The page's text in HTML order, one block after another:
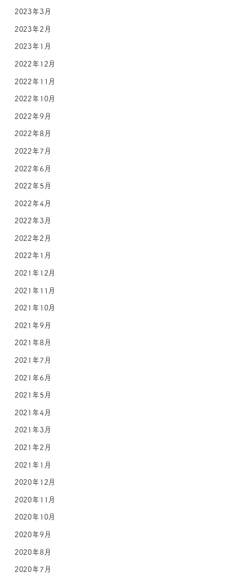
2023年3月
2023年2月
2023年1月
2022年12月
2022年11月
2022年10月
2022年9月
2022年8月
2022年7月
2022年6月
2022年5月
2022年4月
2022年3月
2022年2月
2022年1月
2021年12月
2021年11月
2021年10月
2021年9月
2021年8月
2021年7月
2021年6月
2021年5月
2021年4月
2021年3月
2021年2月
2021年1月
2020年12月
2020年11月
2020年10月
2020年9月
2020年8月
2020年7月